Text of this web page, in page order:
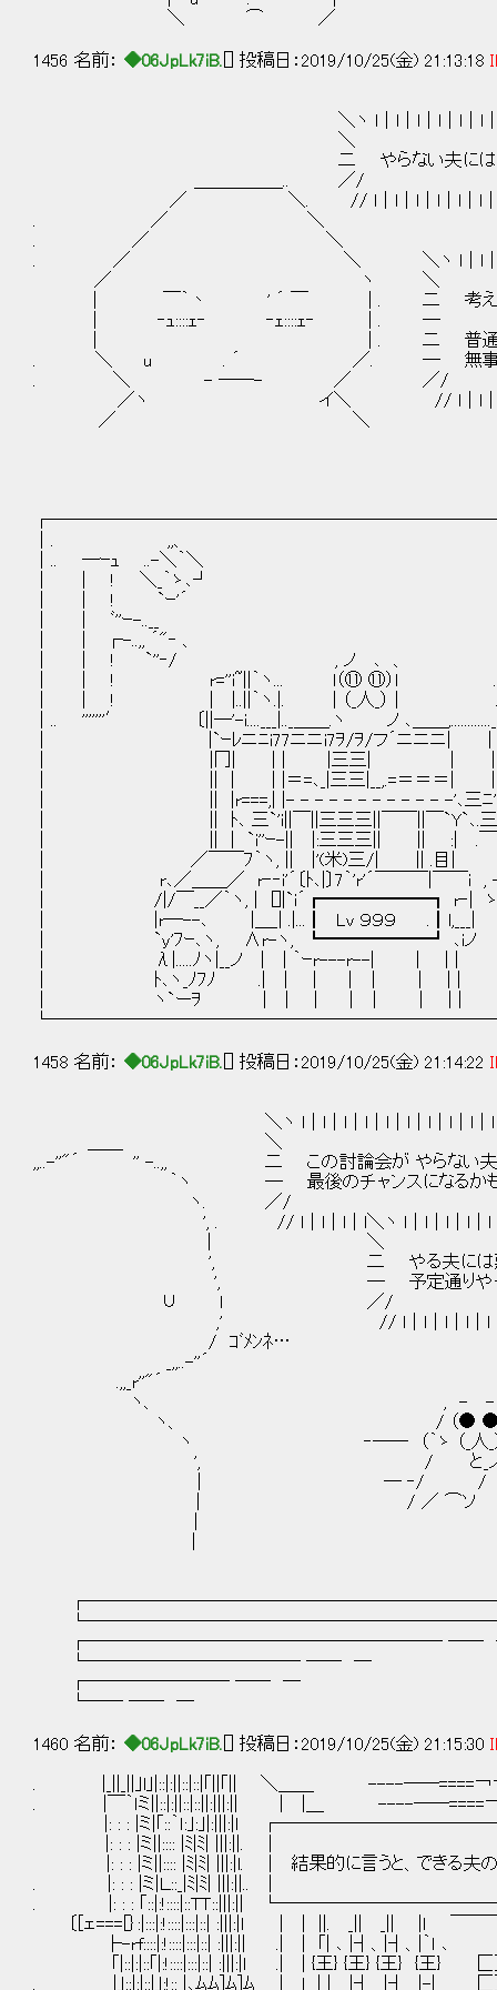
＼ ⌒ ／
1456 名前： ◆06JpLk7iB. [] 投稿日：2019/10/25(金) 21:13:18
＼ヽ l｜l｜l｜l｜l｜l｜l｜l｜l｜l｜l
＼
二 やらない夫には もうあまり
＿＿＿＿＿
／ ＼. // l｜l｜l｜l｜l｜l｜l｜l｜l｜l｜l
. ／ ＼
. ／ ＼
. ／ ＼ ＼ヽ l｜l｜l｜l｜l｜l｜l｜l
／ ヽ
| ￣｀丶 ' ´ ￣ | . 二 考え
| ‐ｭ::::ｪ‐ ‐ｪ
| | . 二 普通の人間がアレだ
. ＼ u . ´ ／. ― 無事で
. ＼ - ――-
／ヽ イ＼ // l｜l｜l｜l｜l｜l｜l｜l
／ ＼
│. ,,、
│.. ―ｰｭ ..-＼｀＼
│ │ ! ＼_｀ゝ､┘
│ │ ! `ｰ'´ ／
│ │ ﾞ''ｰ-..__ `' ､
│ │ ┌-..,, ´"‐ 、
│ │ ! `''‐/ , ノ ､ 、
│ │ ! r=''i~||｀ヽ... l（⑪ ⑪）l
│ │ ! | |..||｀ヽ.|. | （_人_） | .l,_| |
│.. '''''''′ 〔||―'-i....___|.._＿＿.ヽ ノ ､＿＿
│ |`ｰﾚニﾆi77ニニi7ｦ/ｦ/フ´ニニニ| | .|
│ |冂| | | |三三| | | .| |c〈 〈
│ || | | |＝=､_|三三|__,.=＝＝＝| | .|
│ || |r===,| |- - - - - - - - - - - -'､三ﾆ', | ヽ
│ || ﾄ､ 三`'i||￣||三三三||￣￣||￣`Y`､.三`､|／
│ || | `i''ｰ-|| |:三三三|| || :| .￣￣
│ ／￣￣ﾌ｀ヽ, || |'(米)三/| || .目| |.| |::::::
│ r､／＿＿／ r‐‐i'´〔ﾄ､|〕7｀'r'´￣￣￣|￣￣i , -
│ /|/￣__／｀ヽ, | []|`i´┏━━━━━━┓ r‐| ゝ､
│ |r―--､ |＿_| .|...┃ Lv ９９９ .┃l,___|
│ `y'ﾌｰ､ヽ, ∧r-ヽ, ┗━━━━━━┛ ､iノ
│ λ|.....ﾉヽ|__ノ | | ｀ｰr---r--| | | |
│ ﾄ､ヽ_ﾉﾌﾉ .| | ｜ ｜ | | | |
│ ヽ`ーｦ | | | ｜ | | | |
1458 名前： ◆06JpLk7iB. [] 投稿日：2019/10/25(金) 21:14:22
＼ヽ l｜l｜l｜l｜l｜l｜l｜l｜l｜l｜l｜l
＿＿ ＼
,,..-''"´ '' -..,, 二 この討論会が やらない
｀ヽ ― 最後のチャンスになるかも
ヽ. ／/
', . // l｜l｜l｜l＼ヽ l｜l｜l｜l｜l｜l｜l｜l
| ＼
', 二 やる夫には悪いけど、
', ― 予定通りやってもら
∪ l ／
,' // l｜l｜l｜l｜l｜l｜l｜l｜l｜l
/ ｺﾞﾒﾝﾈ…
_,,..-''´
.,,_r''"´
ヽ、 , - -
ヽ、 / （● ●） ＜ じゃー急
ヽ ‐―― （｀ゝ （_人_）
', / と_
| ― ‐/ /
| / ／ ⌒ソ
┌──────────────────── ──
└──────────── ── ─
┌──────── ── ─
└── ── ─
1460 名前： ◆06JpLk7iB. [] 投稿日：2019/10/25(金) 21:15:30
. |_||_||｣l｣|::|:||::|::|｢||｢|| ＼＿＿ ----
. |￣｀ｌミ||::|:||::|::||:|||:|| | |＿ ----――====
|: : : |ミ|｢::｀ｌ:｣:｣|:|||:|l
|: : : |ミ||:::: |ﾐ|ﾐ|
|: : : |ミ||:::: |ﾐ|ﾐ| |||:|l. │ 結果的に言うと、できる夫
. |: : : |ミ|Ｌ::_|ﾐ|ﾐ|
. |: : : ｢::|:!::::|::TＴ::|||:||
〔[ェ===[｝:|:::|:!::::|:::|::| :|||:|l | | ||. _|| _|| |l ￣￣
├-rf::::|:!::::|:::|::| :|||:|| .| | ｢| ､ |┤、|┤、|
｢|::|:|::｢|:!::::|:::|::| :|||:|l .| | {王} {王} {王} {王} 匚］ ||....-
. |｣::|:|::|｣:!:: |､ﾑﾑ]ﾑ]ﾑ | l | | |┤ |┤ |-| 匚］...／